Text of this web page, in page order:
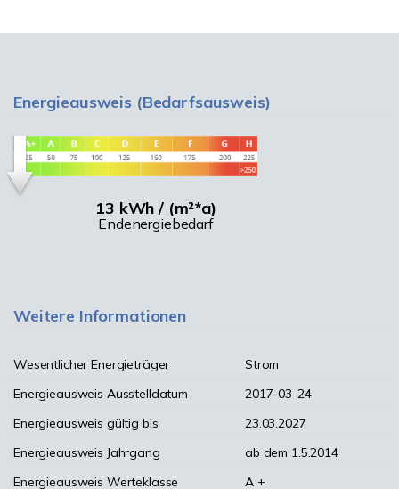
Energieausweis (Bedarfsausweis)
13 kWh / (m²*a)
Endenergiebedarf
Weitere Informationen
Wesentlicher Energieträger
Strom
Energieausweis Ausstelldatum
2017-03-24
Energieausweis gültig bis
23.03.2027
Energieausweis Jahrgang
ab dem 1.5.2014
Energieausweis Werteklasse
A +